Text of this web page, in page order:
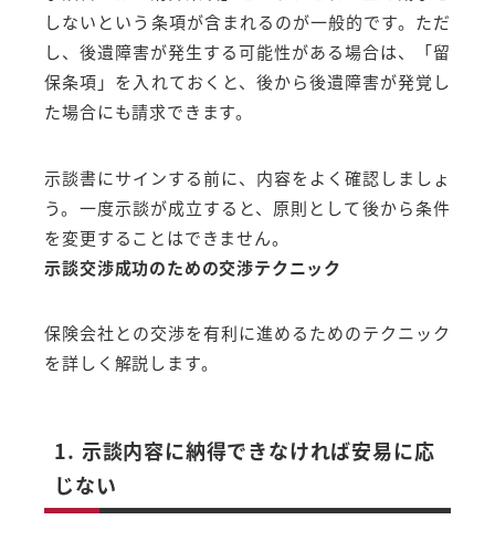
しないという条項が含まれるのが一般的です。ただ
し、後遺障害が発生する可能性がある場合は、「留
保条項」を入れておくと、後から後遺障害が発覚し
た場合にも請求できます。
示談書にサインする前に、内容をよく確認しましょ
う。一度示談が成立すると、原則として後から条件
を変更することはできません。
示談交渉成功のための交渉テクニック
保険会社との交渉を有利に進めるためのテクニック
を詳しく解説します。
1. 示談内容に納得できなければ安易に応
じない